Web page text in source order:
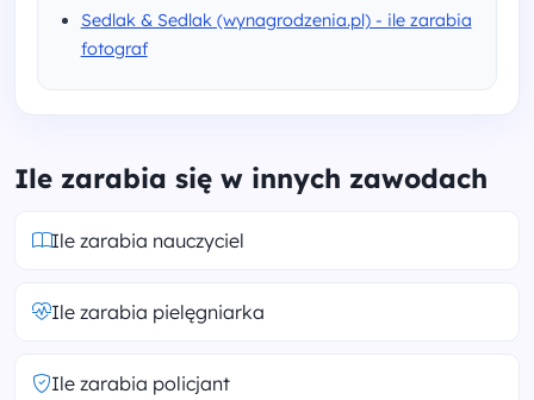
Sedlak & Sedlak (wynagrodzenia.pl) - ile zarabia
fotograf
Ile zarabia się w innych zawodach
Ile zarabia nauczyciel
Ile zarabia pielęgniarka
Ile zarabia policjant